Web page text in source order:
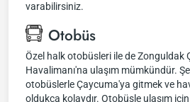
varabilirsiniz.
Otobüs
Özel halk otobüsleri ile de Zonguldak
Havalimanı'na ulaşım mümkündür.
otobüslerle Çaycuma'ya gitmek ve
oldukça kolaydır. Otobüsle ulaşım